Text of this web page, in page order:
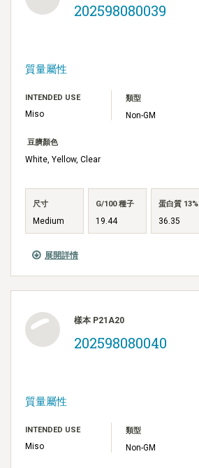
展開詳情
202598080039
質量屬性
INTENDED USE
Miso
類型
Non-GM
豆臍顏色
White, Yellow, Clear
尺寸
Medium
G/100 種子
19.44
蛋白質 13%
36.35
樣本 P21A20
202598080040
質量屬性
INTENDED USE
Miso
類型
Non-GM